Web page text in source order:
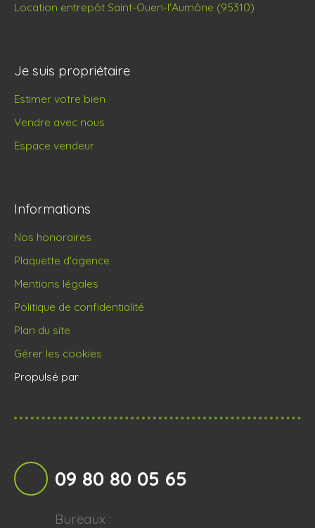
Location entrepôt Saint-Ouen-l'Aumône (95310)
Je suis propriétaire
Estimer votre bien
Vendre avec nous
Espace vendeur
Informations
Nos honoraires
Plaquette d'agence
Mentions légales
Politique de confidentialité
Plan du site
Gérer les cookies
Propulsé par
09 80 80 05 65
Bureaux :